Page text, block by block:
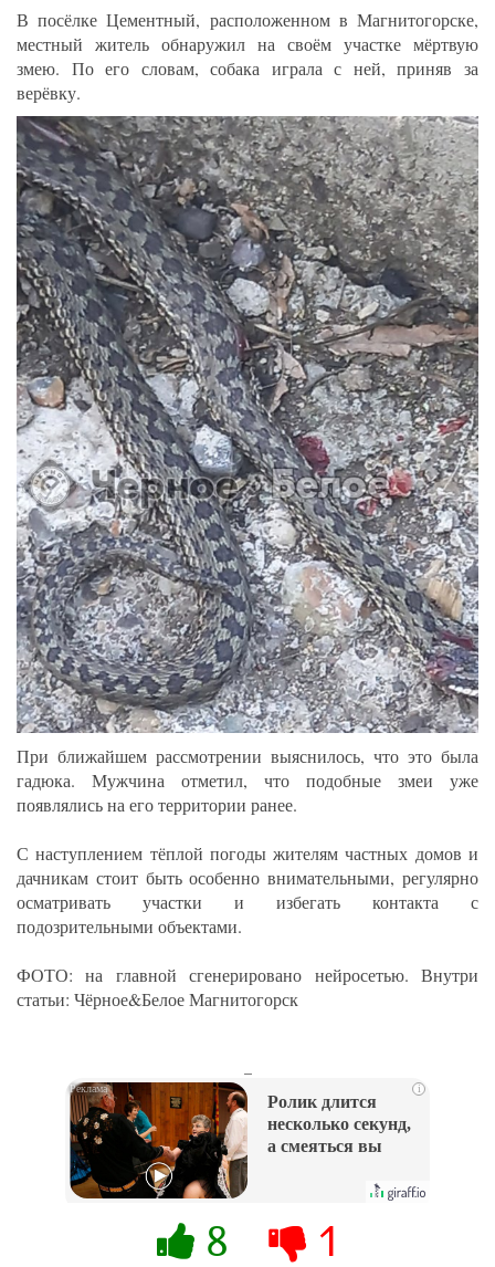
В посёлке Цементный, расположенном в Магнитогорске,
местный житель обнаружил на своём участке мёртвую
змею. По его словам, собака играла с ней, приняв за
верёвку.
При ближайшем рассмотрении выяснилось, что это была
гадюка. Мужчина отметил, что подобные змеи уже
появлялись на его территории ранее.
С наступлением тёплой погоды жителям частных домов и
дачникам стоит быть особенно внимательными, регулярно
осматривать участки и избегать контакта с
подозрительными объектами.
ФОТО: на главной сгенерировано нейросетью. Внутри
статьи: Чёрное&Белое Магнитогорск
i
Ролик длится
несколько секунд,
а смеяться вы
8 1